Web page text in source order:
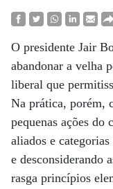
O presidente Jair
abandonar a velha
liberal que
Na prática, porém,
pequenas ações do
aliados e
e desconsiderando
rasga princípios